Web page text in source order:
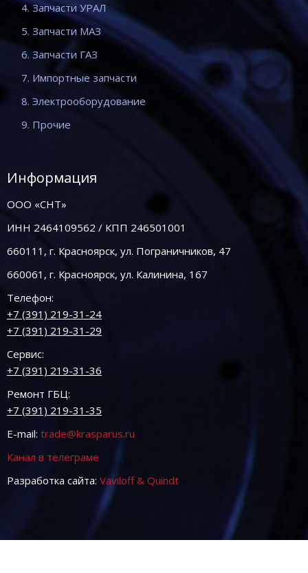
4. Запчасти УРАЛ
5. Запчасти МАЗ
6. Запчасти ГАЗ
7. Импортные запчасти
8. Электрооборудование
9. Прочие
Информация
ООО «СНТ»
ИНН 2464109562 / КПП 246501001
660111, г. Красноярск, ул. Пограничников, 47
660061, г. Красноярск, ул. Калинина, 167
Телефон:
+7 (391) 219-31-24
+7 (391) 219-31-29
Сервис:
+7 (391) 219-31-36
Ремонт ГБЦ:
+7 (391) 219-31-35
E-mail: trade@krasparus.ru
Канал в телеграме
Разработка сайта: Vaviloff & Quindt